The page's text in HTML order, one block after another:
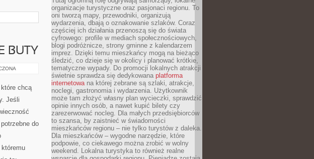
BUTY
chcą
Jeśli
do
organizacje turystyczne oraz pasjonaci regionu. To
oni tworzą mapy, przewodniki, organizują
wydarzenia, dbają o oznakowanie szlaków. Coraz
częściej ich działania przenoszą się do świata
cyfrowego: profile w mediach społecznościowych,
blogi podróżnicze, strony gminne z kalendarzem
imprez. Dzięki temu mieszkańcy mogą na bieżąco
śledzić, co dzieje się w okolicy i planować krótkie,
tematyczne wypady. Do promocji lokalnych atrakcji
świetnie sprawdza się dedykowana platforma
internetowana której zebrane są szlaki, atrakcje,
noclegi, gastronomia i wydarzenia. Użytkownik
może tam złożyć własny plan wycieczki, sprawdzić
opinie innych osób, a nawet kupić bilety czy
zarezerwować nocleg. Dla małych przedsiębiorców
to szansa, by zaistnieć w świadomości
mieszkańców regionu – nie tylko turystów z daleka.
Dla mieszkańców – wygodne narzędzie, które
podpowie, co ciekawego można zrobić w wolny
weekend. Lokalna turystyka to również realne